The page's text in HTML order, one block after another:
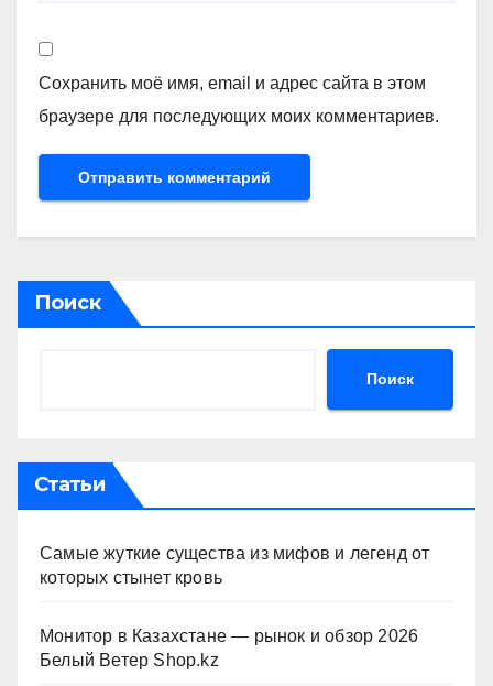
Сохранить моё имя, email и адрес сайта в этом
браузере для последующих моих комментариев.
Поиск
Поиск
Статьи
Самые жуткие существа из мифов и легенд от
которых стынет кровь
Монитор в Казахстане — рынок и обзор 2026
Белый Ветер Shop.kz